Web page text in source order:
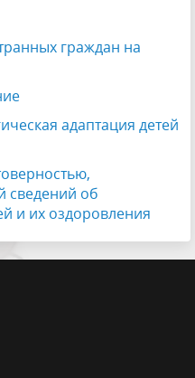
граждан на
адаптация детей
сведений об
и их оздоровления